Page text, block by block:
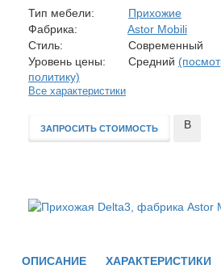
Тип мебели:
Прихожие
Фабрика:
Astor Mobili
Стиль:
Современный
Уровень цены:
Средний
политику)
Все характеристики
ЗАПРОСИТЬ СТОИМОСТЬ
В
ОПИСАНИЕ ХАРАКТЕРИСТИКИ